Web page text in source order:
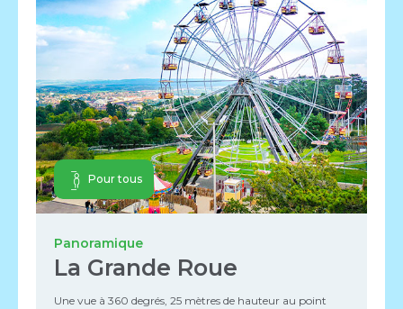
Pour tous
Panoramique
La Grande Roue
Une vue à 360 degrés, 25 mètres de hauteur au point